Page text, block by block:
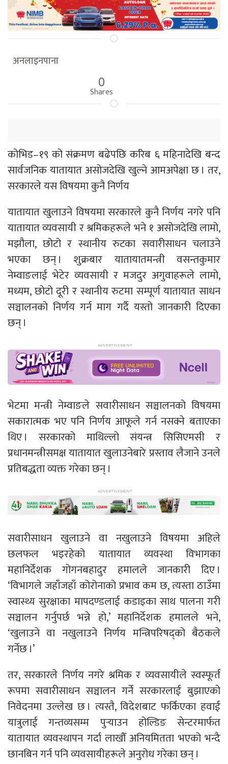
अनलाइनपाना
0
Shares
कोभिड–१९ को संक्रमण बढेपछि करिब ६ महिनादेखि बन्द
सार्वजनिक यातायात असोजदेखि खुल्ने आमअपेक्षा छ । तर,
सरकारले यस विषयमा कुनै निर्णय
यातायात खुलाउने विषयमा सरकारले कुनै निर्णय नगरे पनि
यातायात व्यवसायी र श्रमिकहरूले भने १ असोजदेखि लामो,
मझौला, छोटो र स्थानीय रुटका सवारीसाधन चलाउने
भएका छन् । शुक्रबार यातायातमन्त्री वसन्तकुमार
नेम्वाङलाई भेटेर व्यवसायी र मजदुर अगुवाहरूले लामो,
मध्यम, छोटो दूरी र स्थानीय रुटमा सम्पूर्ण यातायात साधन
सञ्चालनको निर्णय गर्न माग गर्दै यस्तो जानकारी दिएका
छन् ।
भेटमा मन्त्री नेम्वाङले सवारीसाधन सञ्चालनको विषयमा
सकारात्मक भए पनि निर्णय आफूले गर्न नसक्ने बताएका
थिए । सरकारको माथिल्लो संयन्त्र सिसिएमसी र
प्रधानमन्त्रीसमक्ष यातायात खुलाउनेबारे प्रस्ताव लैजाने उनले
प्रतिबद्धता व्यक्त गरेका छन् ।
सवारीसाधन खुलाउने वा नखुलाउने विषयमा अहिले
छलफल भइरहेको यातायात व्यवस्था विभागका
महानिर्देशक गोगनबहादुर हमालले जानकारी दिए ।
‘विभागले जहाँजहाँ कोरोनाको प्रभाव कम छ, त्यस्ता ठाउँमा
स्वास्थ्य सुरक्षाका मापदण्डलाई कडाइका साथ पालना गरी
सञ्चालन गर्नुपर्छ भन्ने हो,’ महानिर्देशक हमालले भने,
‘खुलाउने वा नखुलाउने निर्णय मन्त्रिपरिषद्को बैठकले
गर्नेछ ।’
तर, सरकारले निर्णय नगरे श्रमिक र व्यवसायीले स्वस्फूर्त
रूपमा सवारीसाधन सञ्चालन गर्ने सरकारलाई बुझाएको
निवेदनमा उल्लेख छ । त्यस्तै, विदेशबाट फर्किएका हवाई
यात्रुलाई गन्तव्यसम्म पुर्‍याउन होल्डिङ सेन्टरमार्फत
यातायात व्यवस्थापन गर्दा लाखौँ अनियमितता भएको भन्दै
छानबिन गर्न पनि व्यवसायीहरूले अनुरोध गरेका छन् ।